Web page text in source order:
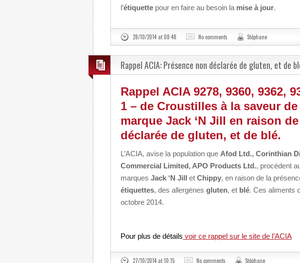
l’étiquette pour en faire au besoin la mise à jour.
28/10/2014 at 08:48 No comments Stéphane
Rappel ACIA: Présence non déclarée de gluten, et de
Rappel ACIA 9278, 9360, 9362,
1 – de Croustilles à la saveur
marque Jack ‘N Jill en raison
déclarée de gluten, et de blé.
L’ACIA, avise la population que Afod Ltd., Corinthian
Commercial Limited, APO Products Ltd., procèdent
marques Jack ‘N Jill et Chippy, en raison de la
étiquettes, des allergènes gluten, et blé. Ces aliments
octobre 2014.
Pour plus de détails voir ce rappel sur le site de l’ACIA
27/10/2014 at 10:15 No comments Stéphane